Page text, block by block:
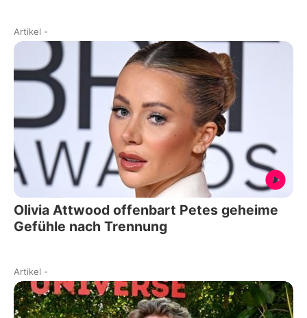
Artikel -
Olivia Attwood offenbart Petes geheime
Gefühle nach Trennung
Artikel -